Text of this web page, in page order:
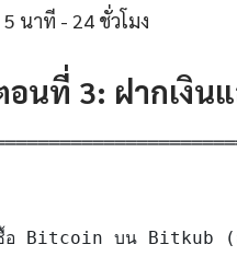
นาที - 24 ชั่วโมง
นที่ 3: ฝากเงิน
อ Bitcoin บน Bitkub (ส